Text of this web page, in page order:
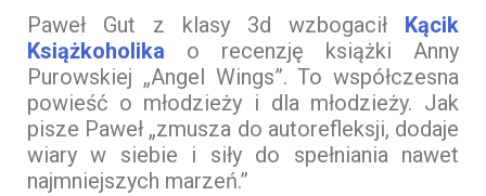
Paweł Gut z klasy 3d wzbogacił Kącik
Książkoholika o recenzję książki Anny
Purowskiej „Angel Wings”. To współczesna
powieść o młodzieży i dla młodzieży. Jak
pisze Paweł „zmusza do autorefleksji, dodaje
wiary w siebie i siły do spełniania nawet
najmniejszych marzeń.”